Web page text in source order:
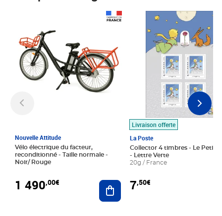
Nouvelle Attitude
Vélo électrique du facteur,
reconditionné - Taille normale -
Noir/ Rouge
1 490,00€ Ajouter au panier
Livraison offerte
La Poste
Collector 4 timbres - Le Petit
- Lettre Verte
20g / France
7,50€
Prix 7,50€